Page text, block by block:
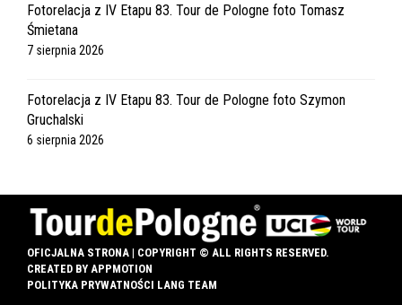
Fotorelacja z IV Etapu 83. Tour de Pologne foto Tomasz
Śmietana
7 sierpnia 2026
Fotorelacja z IV Etapu 83. Tour de Pologne foto Szymon
Gruchalski
6 sierpnia 2026
OFICJALNA STRONA | COPYRIGHT © ALL RIGHTS RESERVED.
CREATED BY APPMOTION
POLITYKA PRYWATNOŚCI LANG TEAM